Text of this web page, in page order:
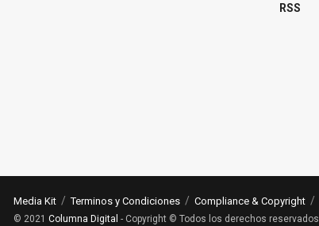
RSS
Media Kit Terminos y Condiciones Compliance & Copyright
© 2021 Columna Digital - Copyright © Todos los derechos reservados